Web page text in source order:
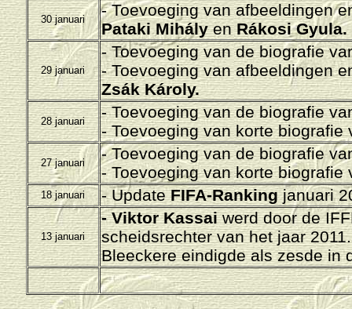
30 januari
- Toevoeging van afbeeldingen
Pataki MihályenRákosi Gyula.
29 januari
- Toevoeging van de biografie
- Toevoeging van afbeeldingen
Zsák Károly.
28 januari
- Toevoeging van de biografie
- Toevoeging van korte biografie
27 januari
- Toevoeging van de biografie
- Toevoeging van korte biografie
18 januari - UpdateFIFA-Rankingjanuari
13 januari
- Viktor Kassaiwerd door de
scheidsrechter van het jaar
Bleeckere eindigde als zesde in